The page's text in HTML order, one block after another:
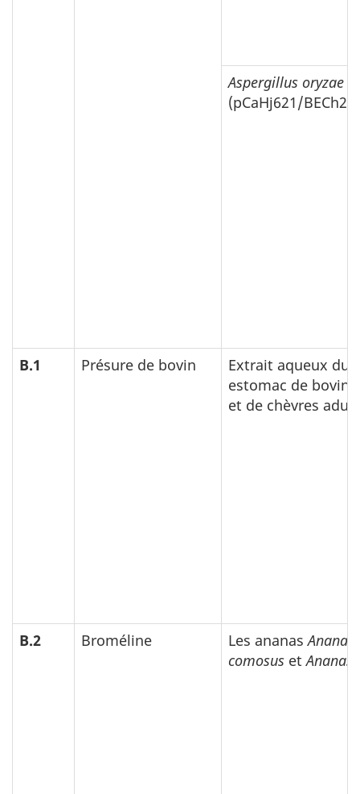
Aspergillus oryzae
(pCaHj621/
B.1 Présure de bovin
Extrait aqueux du
estomac de
et de chèvres
B.2 Broméline Les ananasAnanas
comosus etAnanas